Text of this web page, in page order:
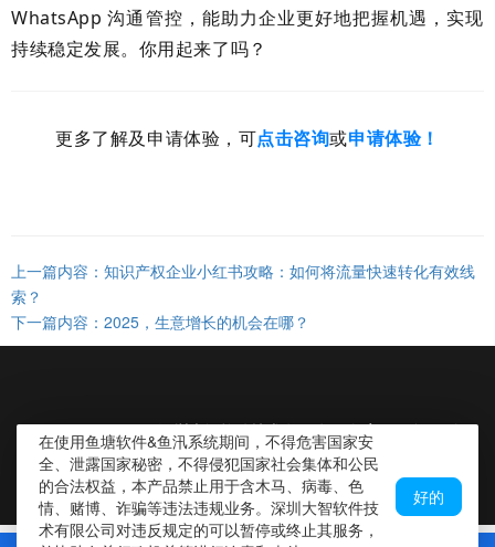
WhatsApp 沟通管控，能助力企业更好地把握机遇，实现
持续稳定发展。你用起来了吗？
更多了解及申请体验，可点击咨询或申请体验！
上一篇内容：知识产权企业小红书攻略：如何将流量快速转化有效线
索？
下一篇内容：2025，生意增长的机会在哪？
CopyRight ©2019 深圳大智软件技术有限公司 备案号：粤ICP备
16004481号
在使用鱼塘软件&鱼汛系统期间，不得危害国家安
全、泄露国家秘密，不得侵犯国家社会集体和公民
的合法权益，本产品禁止用于含木马、病毒、色
情、赌博、诈骗等违法违规业务。深圳大智软件技
术有限公司对违反规定的可以暂停或终止其服务，
好的